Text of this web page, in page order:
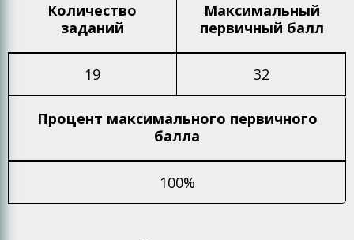
Количество
заданий
Максимальный
первичный балл
19 32
Процент максимального первичного
балла
100%